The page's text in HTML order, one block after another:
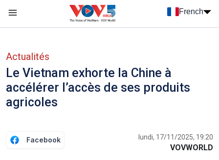
French
Actualités
Le Vietnam exhorte la Chine à
accélérer l’accès de ses produits
agricoles
Facebook lundi, 17/11/2025, 19:20
VOVWORLD